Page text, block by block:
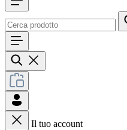
Il tuo account